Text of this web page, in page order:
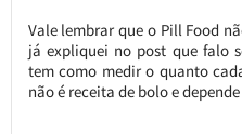
Vale lembrar que o Pill Food
já expliquei no post que falo
tem como medir o quanto
não é receita de bolo e